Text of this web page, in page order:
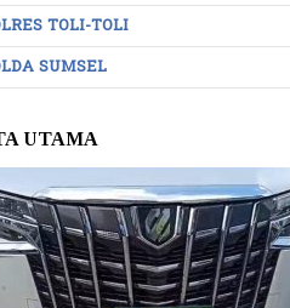
TOLI-TOLI
SUMSEL
UTAMA